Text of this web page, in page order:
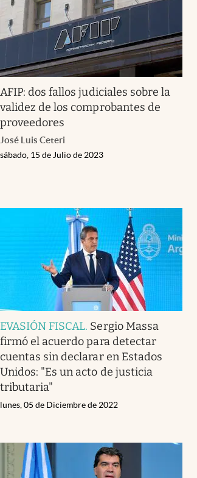
AFIP: dos fallos judiciales sobre la
validez de los comprobantes de
proveedores
José Luis Ceteri
sábado, 15 de Julio de 2023
EVASIÓN FISCAL. Sergio Massa
firmó el acuerdo para detectar
cuentas sin declarar en Estados
Unidos: "Es un acto de justicia
tributaria"
lunes, 05 de Diciembre de 2022